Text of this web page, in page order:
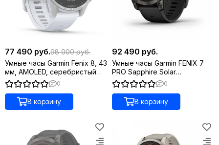
77 490 руб.98 000 руб.
Умные часы Garmin Fenix 8, 43
мм, AMOLED, серебристый
корпус, белый ремешок
0
В корзину
92 490 руб.
Умные часы Garmin FENIX 7
PRO Sapphire Solar
титановый угольно-серый
DLC с черным ремешком
0
В корзину